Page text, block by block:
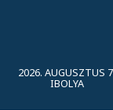
2026. AUGUSZTUS
IBOLYA